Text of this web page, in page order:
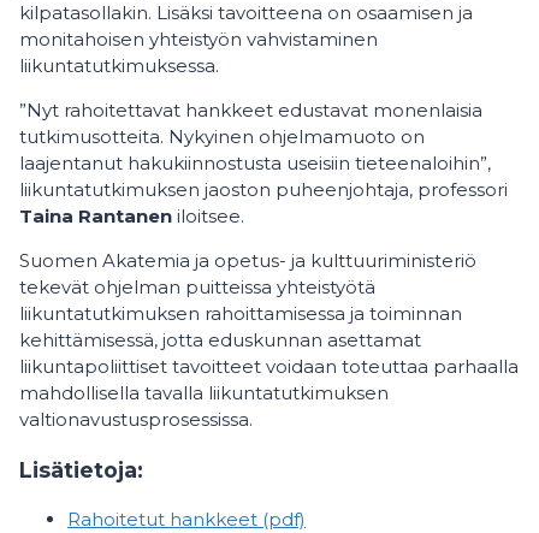
kilpatasollakin. Lisäksi tavoitteena on osaamisen ja
monitahoisen yhteistyön vahvistaminen
liikuntatutkimuksessa.
”Nyt rahoitettavat hankkeet edustavat monenlaisia
tutkimusotteita. Nykyinen ohjelmamuoto on
laajentanut hakukiinnostusta useisiin tieteenaloihin”,
liikuntatutkimuksen jaoston puheenjohtaja, professori
Taina Rantanen iloitsee.
Suomen Akatemia ja opetus- ja kulttuuriministeriö
tekevät ohjelman puitteissa yhteistyötä
liikuntatutkimuksen rahoittamisessa ja toiminnan
kehittämisessä, jotta eduskunnan asettamat
liikuntapoliittiset tavoitteet voidaan toteuttaa parhaalla
mahdollisella tavalla liikuntatutkimuksen
valtionavustusprosessissa.
Lisätietoja:
Rahoitetut hankkeet (pdf)